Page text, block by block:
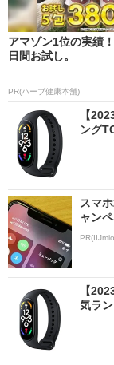
アマゾン1位の実績
日間お試し。
PR(ハーブ健康本舗)
【
ング
スマ
ャン
【
気ラ